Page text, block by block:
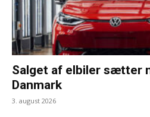
Salget af elbiler sætter
Danmark
3. august 2026